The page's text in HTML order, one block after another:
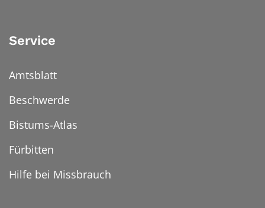
Service
Amtsblatt
Beschwerde
Bistums-Atlas
Fürbitten
Hilfe bei Missbrauch